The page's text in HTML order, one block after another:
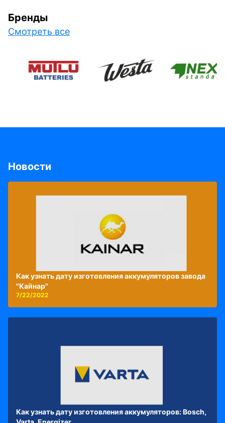
Бренды
Смотреть все
Новости
Как узнать дату изготовления аккумуляторов завода
"Кайнар"
7/22/2022
Как узнать дату изготовления аккумуляторов: Bosch,